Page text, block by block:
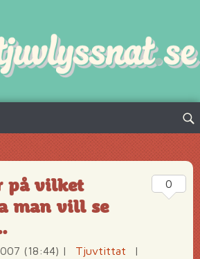
Sök
på vilket
man vill se
(18:44) | Tjuvtittat
|
0